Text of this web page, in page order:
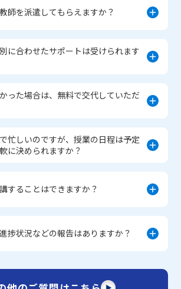
師を派遣してもらえますか？
に合わせたサポートは受けられます
った場合は、無料で交代していただ
忙しいのですが、授業の日程は予定
に決められますか？
することはできますか？
捗状況などの報告はありますか？